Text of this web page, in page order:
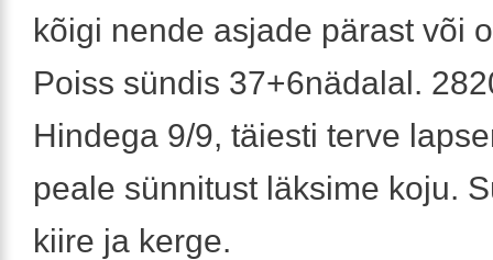
kõigi nende asjade pärast või
Poiss sündis 37+6nädalal.
Hindega 9/9, täiesti terve
peale sünnitust läksime koju.
kiire ja kerge.